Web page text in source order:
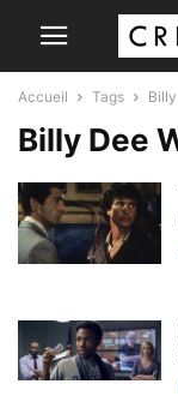
Accueil Tags
Billy Dee